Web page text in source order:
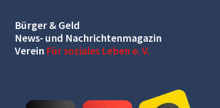
Bürger & Geld
News- und Nachrichtenmagazin
Verein Für soziales Leben e. V.